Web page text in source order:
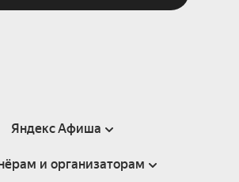
Яндекс Афиша
Справка
и организаторам